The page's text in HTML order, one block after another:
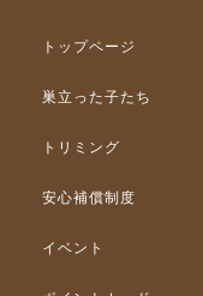
トップページ
巣立った子たち
トリミング
安心補償制度
イベント